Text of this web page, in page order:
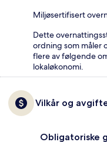
Miljøsertifisert
Dette
ordning som måler
flere av følgende
lokaløkonomi.
Vilkår og
Obligatoriske